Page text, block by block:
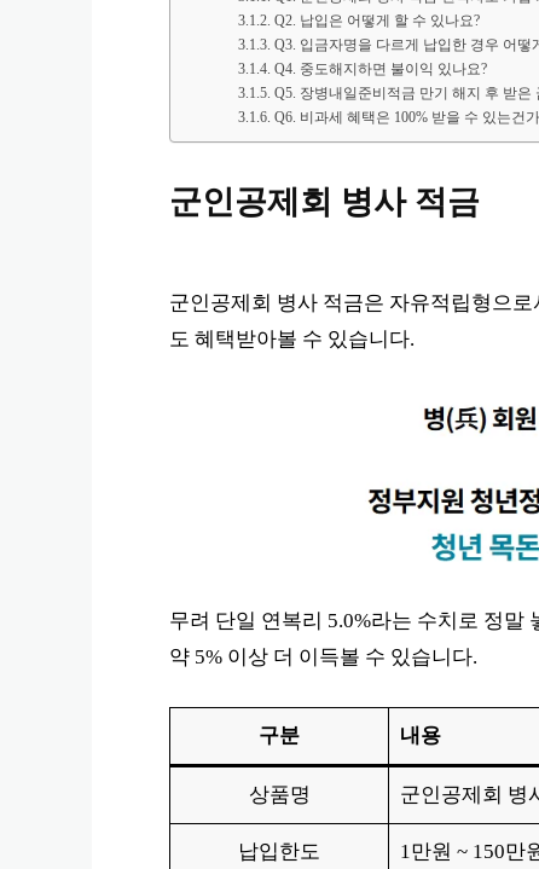
Q2. 납입은 어떻게 할 수 있나요?
Q3. 입금자명을 다르게 납입한 경우 어떻
Q4. 중도해지하면 불이익 있나요?
Q5. 장병내일준비적금 만기 해지 후 받은
Q6. 비과세 혜택은 100% 받을 수 있는건
군인공제회 병사 적금
군인공제회 병사 적금은 자유적립형으
도 혜택받아볼 수 있습니다.
무려 단일 연복리 5.0%라는 수치로 정말
약 5% 이상 더 이득볼 수 있습니다.
구분 내용
상품명 군인공제회 병
납입한도 1만원 ~ 150만